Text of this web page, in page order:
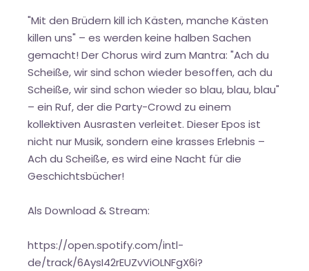
"Mit den Brüdern kill ich Kästen, manche Kästen
killen uns" – es werden keine halben Sachen
gemacht! Der Chorus wird zum Mantra: "Ach du
Scheiße, wir sind schon wieder besoffen, ach du
Scheiße, wir sind schon wieder so blau, blau, blau"
– ein Ruf, der die Party-Crowd zu einem
kollektiven Ausrasten verleitet. Dieser Epos ist
nicht nur Musik, sondern eine krasses Erlebnis –
Ach du Scheiße, es wird eine Nacht für die
Geschichtsbücher!
Als Download & Stream:
https://open.spotify.com/intl-
de/track/6AysI42rEUZvViOLNFgX6i?